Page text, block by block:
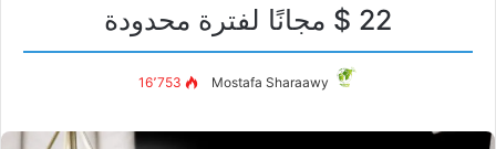
22 $ مجانًا لفترة محدودة
Mostafa Sharaawy 16٬753